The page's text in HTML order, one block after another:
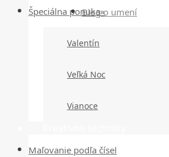
Blog o umení
Špeciálna ponuka»
Valentín
Veľká Noc
Vianoce
Maľovanie podľa čísel